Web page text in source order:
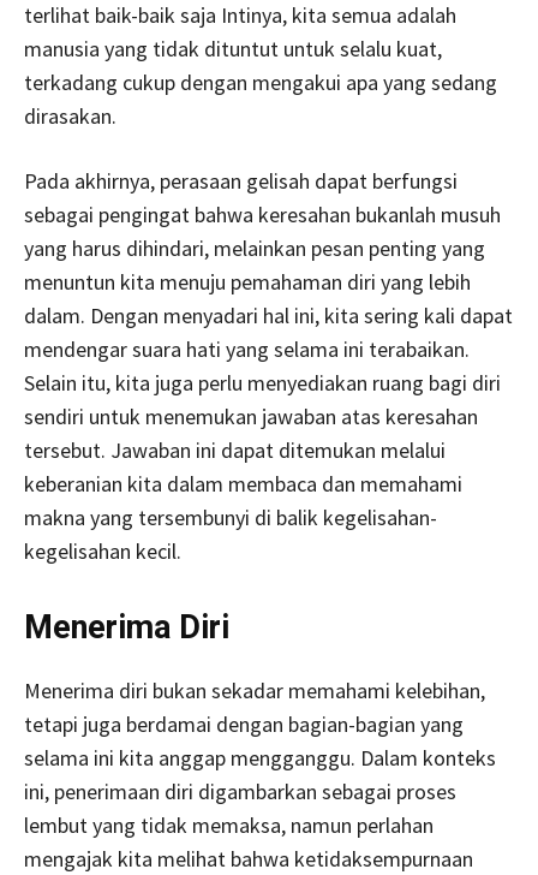
terlihat baik-baik saja Intinya, kita semua adalah
manusia yang tidak dituntut untuk selalu kuat,
terkadang cukup dengan mengakui apa yang sedang
dirasakan.
Pada akhirnya, perasaan gelisah dapat berfungsi
sebagai pengingat bahwa keresahan bukanlah musuh
yang harus dihindari, melainkan pesan penting yang
menuntun kita menuju pemahaman diri yang lebih
dalam. Dengan menyadari hal ini, kita sering kali dapat
mendengar suara hati yang selama ini terabaikan.
Selain itu, kita juga perlu menyediakan ruang bagi diri
sendiri untuk menemukan jawaban atas keresahan
tersebut. Jawaban ini dapat ditemukan melalui
keberanian kita dalam membaca dan memahami
makna yang tersembunyi di balik kegelisahan-
kegelisahan kecil.
Menerima Diri
Menerima diri bukan sekadar memahami kelebihan,
tetapi juga berdamai dengan bagian-bagian yang
selama ini kita anggap mengganggu. Dalam konteks
ini, penerimaan diri digambarkan sebagai proses
lembut yang tidak memaksa, namun perlahan
mengajak kita melihat bahwa ketidaksempurnaan